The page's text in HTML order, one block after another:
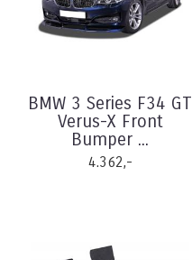
BMW 3 Series F34 GT
Verus-X Front
Bumper ...
4.362,-